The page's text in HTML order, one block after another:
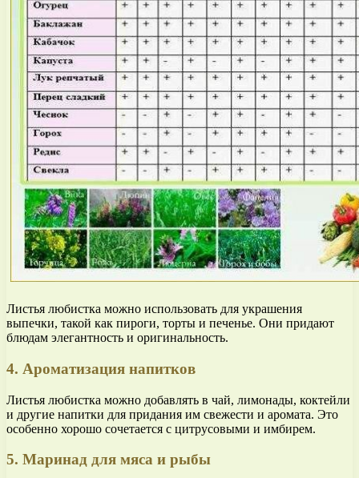
Листья любистка можно использовать для украшения
выпечки, такой как пироги, торты и печенье. Они придают
блюдам элегантность и оригинальность.
4. Ароматизация напитков
Листья любистка можно добавлять в чай, лимонады, коктейли
и другие напитки для придания им свежести и аромата. Это
особенно хорошо сочетается с цитрусовыми и имбирем.
5. Маринад для мяса и рыбы